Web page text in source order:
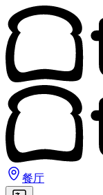
餐厅